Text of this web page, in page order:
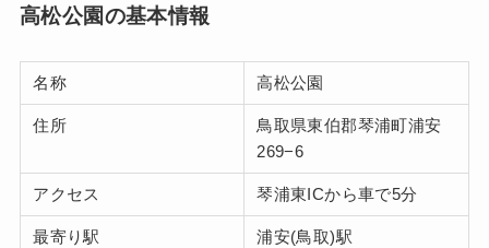
高松公園の基本情報
名称 高松公園
住所
鳥取県東伯郡琴浦町浦安
269−6
アクセス 琴浦東ICから車で5分
最寄り駅 浦安(鳥取)駅